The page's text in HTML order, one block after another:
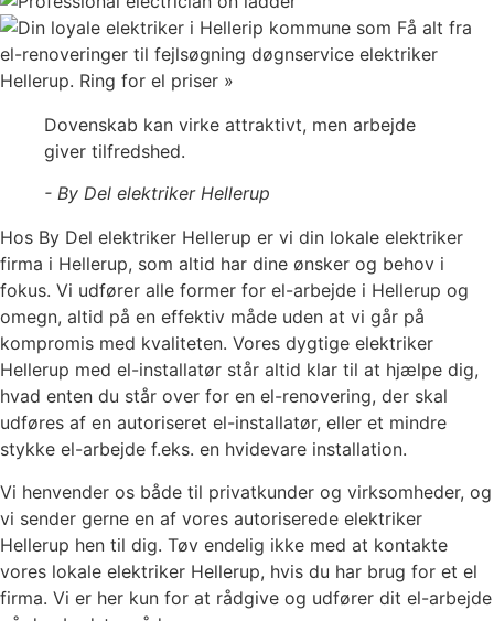
Dovenskab kan virke attraktivt, men arbejde
giver tilfredshed.
- By Del elektriker Hellerup
Hos By Del elektriker Hellerup er vi din lokale elektriker
firma i Hellerup, som altid har dine ønsker og behov i
fokus. Vi udfører alle former for el-arbejde i Hellerup og
omegn, altid på en effektiv måde uden at vi går på
kompromis med kvaliteten. Vores dygtige elektriker
Hellerup med el-installatør står altid klar til at hjælpe dig,
hvad enten du står over for en el-renovering, der skal
udføres af en autoriseret el-installatør, eller et mindre
stykke el-arbejde f.eks. en hvidevare installation.
Vi henvender os både til privatkunder og virksomheder, og
vi sender gerne en af vores autoriserede elektriker
Hellerup hen til dig. Tøv endelig ikke med at kontakte
vores lokale elektriker Hellerup, hvis du har brug for et el
firma. Vi er her kun for at rådgive og udfører dit el-arbejde